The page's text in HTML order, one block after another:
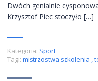
Dwóch genialnie
Krzysztof Piec stoczyło […]
Kategoria: Sport
Tagi: mistrzostwa szkolenia ,